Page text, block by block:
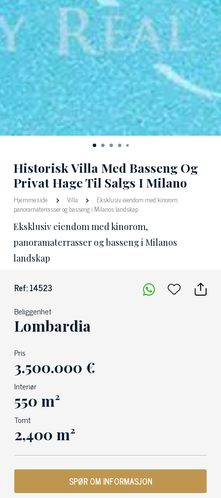
Historisk Villa Med Basseng Og
Privat Hage Til Salgs I Milano
Hjemmeside Villa
Eksklusiv eiendom med kinorom,
panoramaterrasser og basseng i Milanos landskap
Eksklusiv eiendom med kinorom,
panoramaterrasser og basseng i Milanos
landskap
Ref: 14523
Beliggenhet
Lombardia
Pris
3.500.000 €
Interiør
550 m²
Tomt
2,400 m²
SPØR OM INFORMASJON